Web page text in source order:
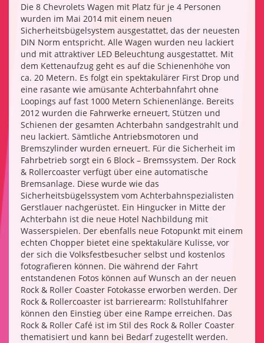
Die 8 Chevrolets Wagen mit Platz für je 4 Personen
wurden im Mai 2014 mit einem neuen
Sicherheitsbügelsystem ausgestattet, das der neuesten
DIN Norm entspricht. Alle Wagen wurden neu lackiert
und mit attraktiver LED Beleuchtung ausgestattet. Mit
dem Kettenaufzug geht es auf die Schienenhöhe von
ca. 20 Metern. Es folgt ein spektakulärer First Drop und
eine rasante wie amüsante Achterbahnfahrt ohne
Loopings auf fast 1000 Metern Schienenlänge. Bereits
2012 wurden die Fahrwerke erneuert, Stützen und
Schienen der gesamten Achterbahn sandgestrahlt und
neu lackiert. Sämtliche Antriebsmotoren und
Bremszylinder wurden erneuert. Für die Sicherheit im
Fahrbetrieb sorgt ein 6 Block – Bremssystem. Der Rock
& Rollercoaster verfügt über eine automatische
Bremsanlage. Diese wurde wie das
Sicherheitsbügelssystem vom Achterbahnspezialisten
Gerstlauer nachgerüstet. Ein Hingucker in Mitte der
Achterbahn ist die neue Hotel Nachbildung mit
Wasserspielen. Der ebenfalls neue Fotopunkt mit einem
echten Chopper bietet eine spektakuläre Kulisse, vor
der sich die Volksfestbesucher selbst und kostenlos
fotografieren können. Die während der Fahrt
entstandenen Fotos können auf Wunsch an der neuen
Rock & Roller Coaster Fotokasse erworben werden. Der
Rock & Rollercoaster ist barrierearm: Rollstuhlfahrer
können den Einstieg über eine Rampe erreichen. Das
Rock & Roller Café ist im Stil des Rock & Roller Coaster
thematisiert und kann bei Bedarf zugestellt werden.